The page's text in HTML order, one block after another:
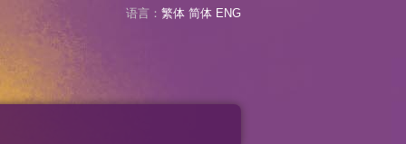
语言： 繁体 简体 ENG